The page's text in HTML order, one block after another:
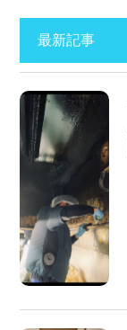
最新記事